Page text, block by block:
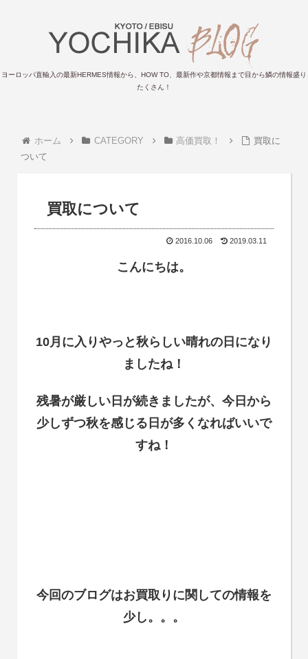
ヨーロッパ直輸入の最新HERMES情報から、HOW TO、最新作や京都情報まで目から鱗の情報盛り
たくさん！
ホーム CATEGORY 高価買取！
買取に
ついて
買取について
2016.10.06 2019.03.11
こんにちは。
10月に入りやっと秋らしい晴れの日になり
ましたね！
残暑が厳しい日が続きましたが、今日から
少しずつ秋を感じる日が多くなればいいで
すね！
今回のブログはお買取りに関しての情報を
少し。。。